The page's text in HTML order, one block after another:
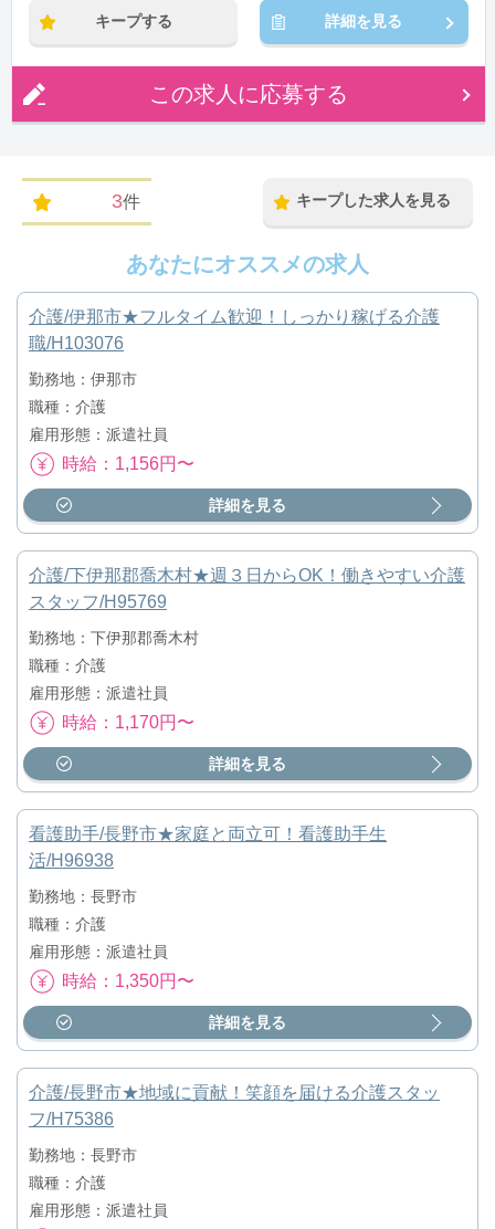
キープする 詳細を見る
この求人に応募する
3件 キープした求人を見る
あなたにオススメの求人
介護/伊那市★フルタイム歓迎！しっかり稼げる介護
職/H103076
勤務地：伊那市
職種：介護
雇用形態：派遣社員
時給：1,156円〜
詳細を見る
介護/下伊那郡喬木村★週３日からOK！働きやすい介護
スタッフ/H95769
勤務地：下伊那郡喬木村
職種：介護
雇用形態：派遣社員
時給：1,170円〜
詳細を見る
看護助手/長野市★家庭と両立可！看護助手生
活/H96938
勤務地：長野市
職種：介護
雇用形態：派遣社員
時給：1,350円〜
詳細を見る
介護/長野市★地域に貢献！笑顔を届ける介護スタッ
フ/H75386
勤務地：長野市
職種：介護
雇用形態：派遣社員